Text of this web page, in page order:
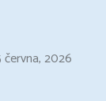
června, 2026